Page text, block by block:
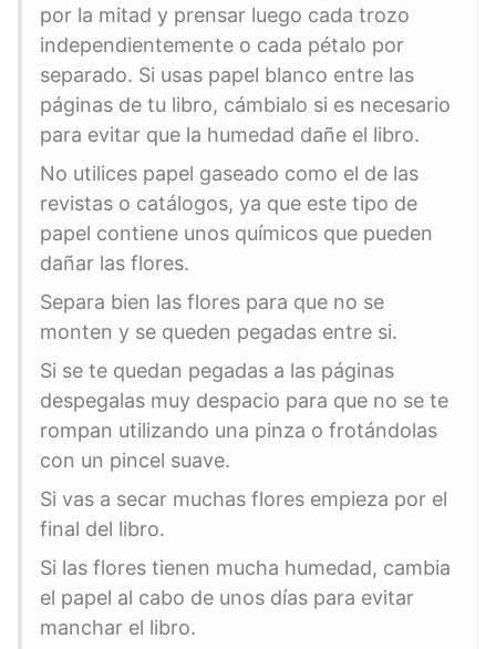
por la mitad y prensar luego cada trozo
independientemente o cada pétalo por
separado. Si usas papel blanco entre las
páginas de tu libro, cámbialo si es necesario
para evitar que la humedad dañe el libro.
No utilices papel gaseado como el de las
revistas o catálogos, ya que este tipo de
papel contiene unos químicos que pueden
dañar las flores.
Separa bien las flores para que no se
monten y se queden pegadas entre si.
Si se te quedan pegadas a las páginas
despegalas muy despacio para que no se te
rompan utilizando una pinza o frotándolas
con un pincel suave.
Si vas a secar muchas flores empieza por el
final del libro.
Si las flores tienen mucha humedad, cambia
el papel al cabo de unos días para evitar
manchar el libro.